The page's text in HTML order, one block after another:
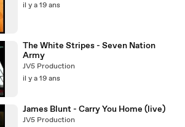
il y a 19 ans
The White Stripes - Seven Nation
Army
JV5 Production
il y a 19 ans
James Blunt - Carry You Home (live)
JV5 Production